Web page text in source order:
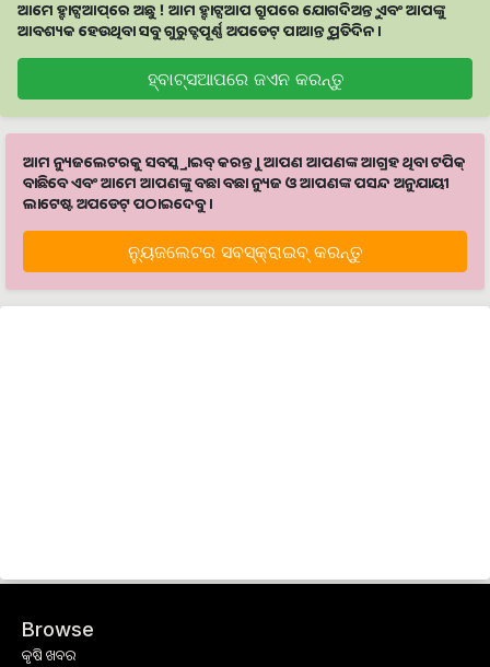
ଆମେ ହ୍ବାଟ୍ସଆପ୍‌ରେ ଅଛୁ ! ଆମ ହ୍ବାଟ୍ସଆପ ଗ୍ରୁପରେ ଯୋଗଦିଅନ୍ତୁ ଏବଂ ଆପଙ୍କୁ
ଆବଶ୍ୟକ ହେଉଥିବା ସବୁ ଗୁରୁତ୍ବପୂର୍ଣ୍ଣ ଅପଡେଟ୍‌ ପାଆନ୍ତୁ ପ୍ରତିଦିନ ।
ହ୍ବାଟ୍ସଆପରେ ଜଏନ କରନ୍ତୁ
ଆମ ନ୍ୟୁଜଲେଟରକୁ ସବସ୍କ୍ରାଇବ୍ କରନ୍ତୁ । ଆପଣ ଆପଣଙ୍କ ଆଗ୍ରହ ଥିବା ଟପିକ୍‌
ବାଛିବେ ଏବଂ ଆମେ ଆପଣଙ୍କୁ ବଛା ବଛା ନ୍ୟୁଜ ଓ ଆପଣଙ୍କ ପସନ୍ଦ ଅନୁଯାୟୀ
ଲାଟେଷ୍ଟ ଅପଡେଟ୍‌ ପଠାଇଦେବୁ ।
ନ୍ୟୁଜଲେଟର ସବସ୍କ୍ରାଇବ୍‌ କରନ୍ତୁ
Browse
କୃଷି ଖବର